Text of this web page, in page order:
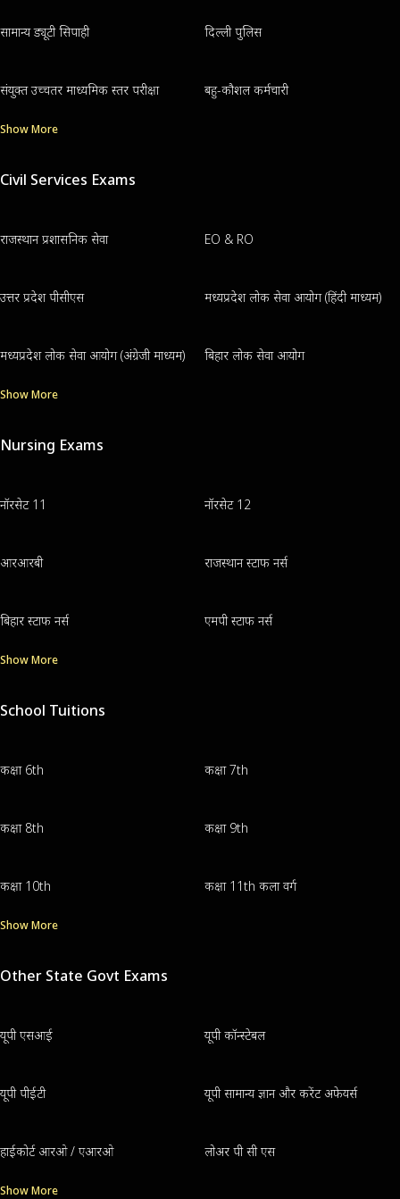
सामान्य ड्यूटी सिपाही दिल्ली पुलिस
संयुक्त उच्चतर माध्यमिक स्तर परीक्षा बहु-कौशल कर्मचारी
Show More
Civil Services Exams
राजस्थान प्रशासनिक सेवा EO & RO
उत्तर प्रदेश पीसीएस मध्यप्रदेश लोक सेवा आयोग (हिंदी माध्यम)
मध्यप्रदेश लोक सेवा आयोग (अंग्रेजी माध्यम) बिहार लोक सेवा आयोग
Show More
Nursing Exams
नॉरसेट 11 नॉरसेट 12
आरआरबी राजस्थान स्टाफ नर्स
बिहार स्टाफ नर्स एमपी स्टाफ नर्स
Show More
School Tuitions
कक्षा 6th कक्षा 7th
कक्षा 8th कक्षा 9th
कक्षा 10th कक्षा 11th कला वर्ग
Show More
Other State Govt Exams
यूपी एसआई यूपी कॉन्स्टेबल
यूपी पीईटी यूपी सामान्य ज्ञान और करेंट अफेयर्स
हाईकोर्ट आरओ / एआरओ लोअर पी सी एस
Show More